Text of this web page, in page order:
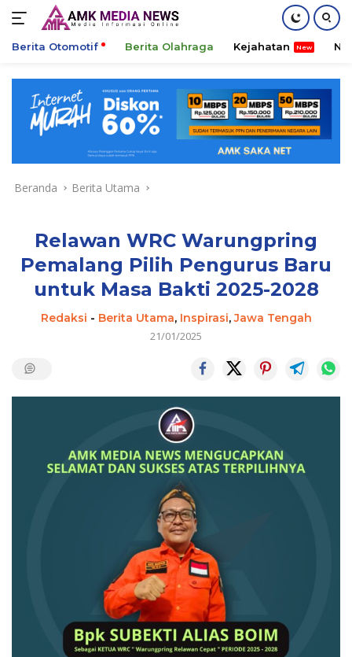
konten
Berita Otomotif Berita Olahraga Kejahatan
Beranda Berita Utama
Relawan WRC Warungpring
Pemalang Pilih Pengurus Baru
untuk Masa Bakti 2025-2028
Redaksi - Berita Utama, Inspirasi,Jawa Tengah
21/01/2025